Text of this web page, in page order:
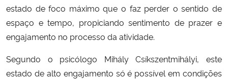
estado de foco máximo que o faz perder o sentido de
espaço e tempo, propiciando sentimento de prazer e
engajamento no processo da atividade.
Segundo o psicólogo Mihály Csíkszentmihályi, este
estado de alto engajamento só é possível em condições